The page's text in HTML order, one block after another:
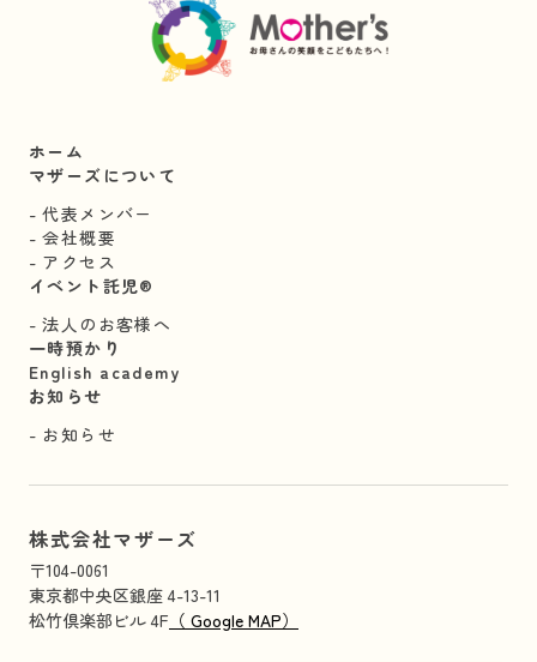
ホーム
マザーズについて
代表メンバー
会社概要
アクセス
イベント託児®︎
法人のお客様へ
一時預かり
English academy
お知らせ
お知らせ
株式会社マザーズ
〒104-0061
東京都中央区銀座 4-13-11
松竹倶楽部ビル 4F （ Google MAP）